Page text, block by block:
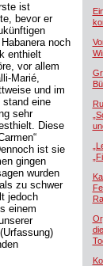
ist
bevor er
noch
enthielt
vor allem
Marié,
und im
stand eine
sehr
Diese
ist sie
gingen
wurden
zu schwer
jedoch
einem